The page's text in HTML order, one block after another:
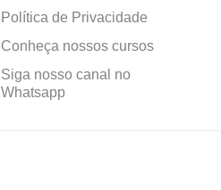
Política de Privacidade
Conheça nossos cursos
Siga nosso canal no
Whatsapp